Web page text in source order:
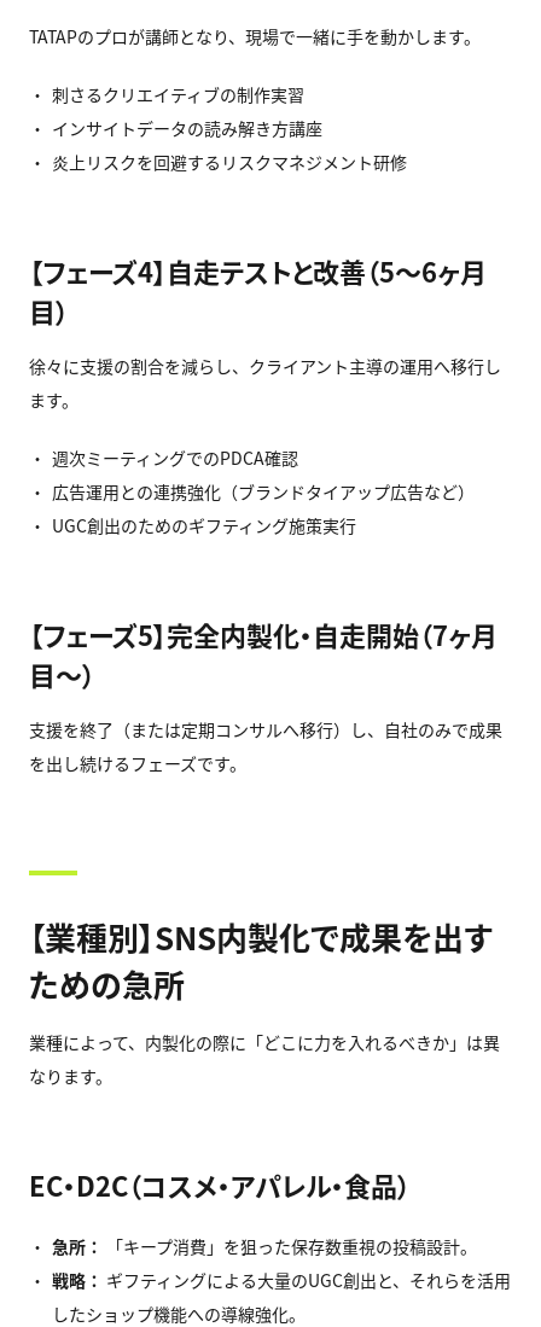
TATAPのプロが講師となり、現場で一緒に手を動かします。
刺さるクリエイティブの制作実習
インサイトデータの読み解き方講座
炎上リスクを回避するリスクマネジメント研修
【フェーズ4】自走テストと改善（5〜6ヶ月
目）
徐々に支援の割合を減らし、クライアント主導の運用へ移行し
ます。
週次ミーティングでのPDCA確認
広告運用との連携強化（ブランドタイアップ広告など）
UGC創出のためのギフティング施策実行
【フェーズ5】完全内製化・自走開始（7ヶ月
目〜）
支援を終了（または定期コンサルへ移行）し、自社のみで成果
を出し続けるフェーズです。
【業種別】SNS内製化で成果を出す
ための急所
業種によって、内製化の際に「どこに力を入れるべきか」は異
なります。
EC・D2C（コスメ・アパレル・食品）
急所：
「キープ消費」を狙った保存数重視の投稿設計。
戦略： ギフティングによる大量のUGC創出と、それらを活用
したショップ機能への導線強化。